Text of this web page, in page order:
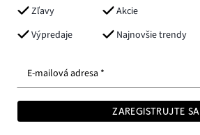
Zľavy
Akcie
Výpredaje
Najnovšie trendy
E-mailová adresa *
ZAREGISTRUJTE SA